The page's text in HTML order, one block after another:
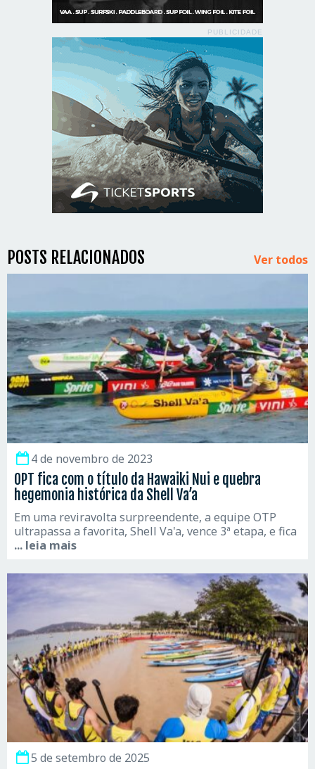
PUBLICIDADE
POSTS RELACIONADOS Ver todos
4 de novembro de 2023
OPT fica com o título da Hawaiki Nui e quebra
hegemonia histórica da Shell Va’a
Em uma reviravolta surpreendente, a equipe OTP
ultrapassa a favorita, Shell Va'a, vence 3ª etapa, e fica
... leia mais
5 de setembro de 2025